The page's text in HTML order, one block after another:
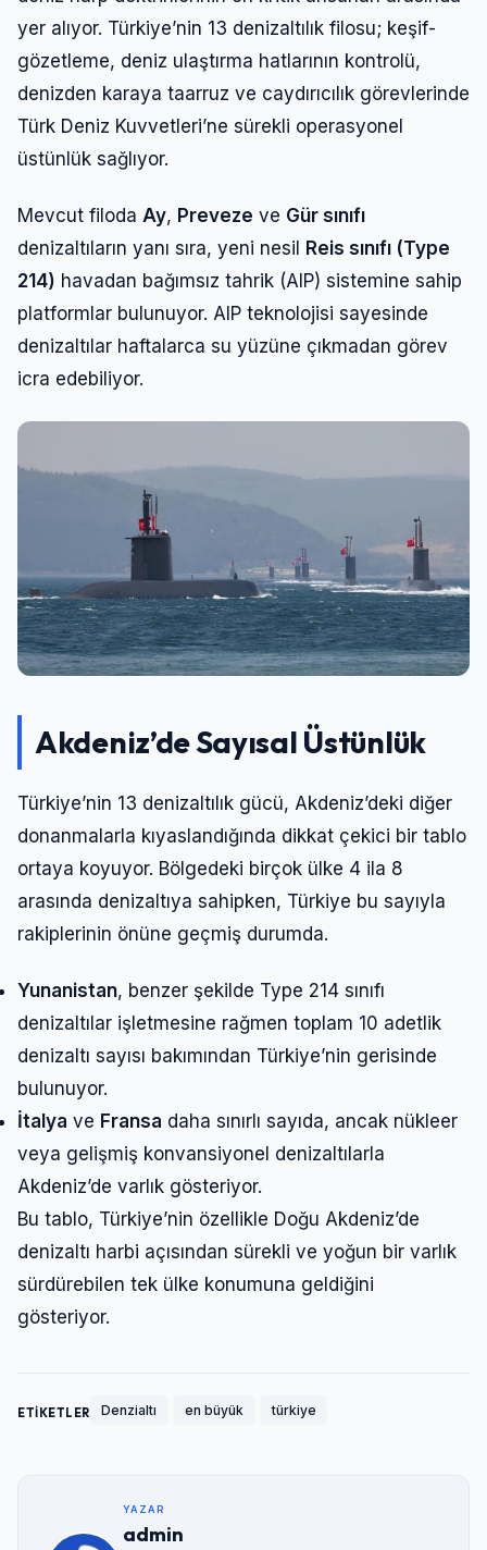
yer alıyor. Türkiye’nin 13 denizaltılık filosu; keşif-
gözetleme, deniz ulaştırma hatlarının kontrolü,
denizden karaya taarruz ve caydırıcılık görevlerinde
Türk Deniz Kuvvetleri’ne sürekli operasyonel
üstünlük sağlıyor.
Mevcut filoda Ay, Preveze ve Gür sınıfı
denizaltıların yanı sıra, yeni nesil Reis sınıfı (Type
214) havadan bağımsız tahrik (AIP) sistemine sahip
platformlar bulunuyor. AIP teknolojisi sayesinde
denizaltılar haftalarca su yüzüne çıkmadan görev
icra edebiliyor.
Akdeniz’de Sayısal Üstünlük
Türkiye’nin 13 denizaltılık gücü, Akdeniz’deki diğer
donanmalarla kıyaslandığında dikkat çekici bir tablo
ortaya koyuyor. Bölgedeki birçok ülke 4 ila 8
arasında denizaltıya sahipken, Türkiye bu sayıyla
rakiplerinin önüne geçmiş durumda.
Yunanistan, benzer şekilde Type 214 sınıfı
denizaltılar işletmesine rağmen toplam 10 adetlik
denizaltı sayısı bakımından Türkiye’nin gerisinde
bulunuyor.
İtalya ve Fransa daha sınırlı sayıda, ancak nükleer
veya gelişmiş konvansiyonel denizaltılarla
Akdeniz’de varlık gösteriyor.
Bu tablo, Türkiye’nin özellikle Doğu Akdeniz’de
denizaltı harbi açısından sürekli ve yoğun bir varlık
sürdürebilen tek ülke konumuna geldiğini
gösteriyor.
ETİKETLER Denzialtı en büyük türkiye
YAZAR
admin